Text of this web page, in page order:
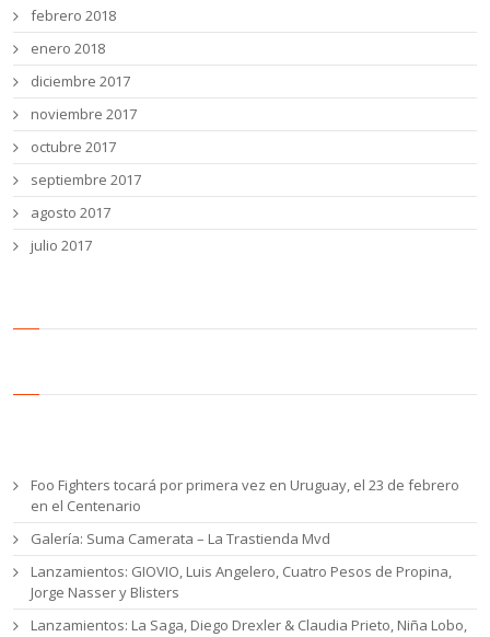
febrero 2018
enero 2018
diciembre 2017
noviembre 2017
octubre 2017
septiembre 2017
agosto 2017
julio 2017
Foo Fighters tocará por primera vez en Uruguay, el 23 de febrero
en el Centenario
Galería: Suma Camerata – La Trastienda Mvd
Lanzamientos: GIOVIO, Luis Angelero, Cuatro Pesos de Propina,
Jorge Nasser y Blisters
Lanzamientos: La Saga, Diego Drexler & Claudia Prieto, Niña Lobo,